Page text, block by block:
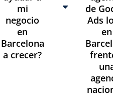
mi
negocio
en
Barcelona
a crecer?
de
Ads
en